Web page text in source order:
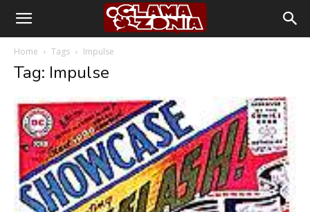
Home Tags Impulse
Tag: Impulse